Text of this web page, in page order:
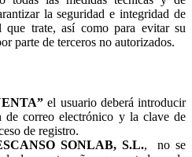
la seguridad e integridad de
que trate, así como para evitar su
parte de terceros no autorizados.
el usuario deberá introducir
correo electrónico y la clave de
de registro.
SONLAB, S.L., no se